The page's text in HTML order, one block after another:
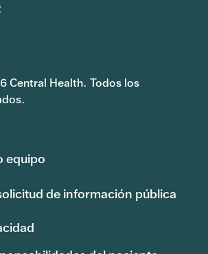
Central Health. Todos los
equipo
de información pública